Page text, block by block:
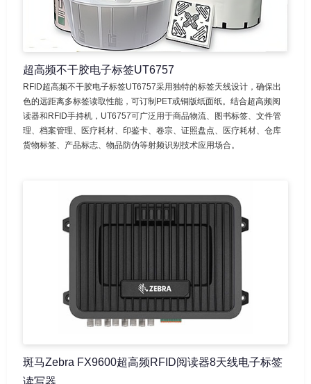
超高频不干胶电子标签UT6757
RFID超高频不干胶电子标签UT6757采用独特的标签天线设计，确保出
色的远距离多标签读取性能，可订制PET或铜版纸面纸。结合超高频阅
读器和RFID手持机，UT6757可广泛用于商品物流、图书标签、文件管
理、档案管理、医疗耗材、印鉴卡、卷宗、证照盘点、医疗耗材、仓库
货物标签、产品标志、物品防伪等射频识别技术应用场合。
斑马Zebra FX9600超高频RFID阅读器8天线电子标签